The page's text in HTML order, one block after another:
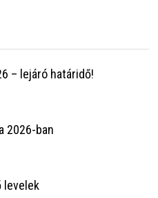
– lejáró határidő!
2026-ban
levelek